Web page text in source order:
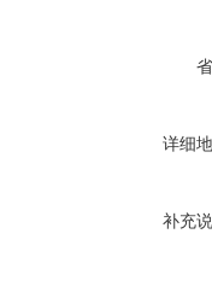
详细
补充